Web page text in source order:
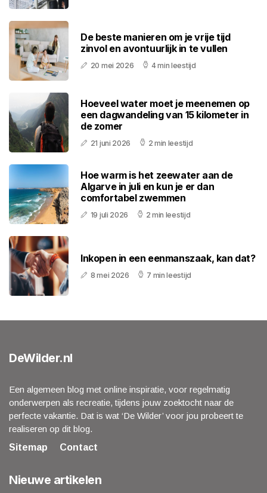
De beste manieren om je vrije tijd
zinvol en avontuurlijk in te vullen
20 mei 2026 4 min leestijd
Hoeveel water moet je meenemen op
een dagwandeling van 15 kilometer in
de zomer
21 juni 2026 2 min leestijd
Hoe warm is het zeewater aan de
Algarve in juli en kun je er dan
comfortabel zwemmen
19 juli 2026 2 min leestijd
Inkopen in een eenmanszaak, kan dat?
8 mei 2026 7 min leestijd
DeWilder.nl
Een algemeen blog met online inspiratie, voor regelmatig
onderwerpen als recreatie, tijdens jouw zoektocht naar de
perfecte vakantie. Dat is wat ‘De Wilder’ voor jou probeert te
realiseren op dit blog.
Sitemap
Contact
Nieuwe artikelen